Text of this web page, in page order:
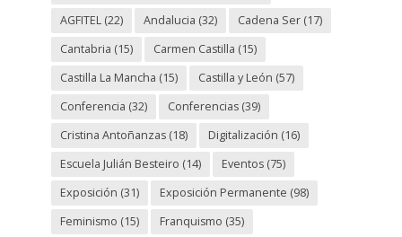
AGFITEL(22) Andalucia (32) Cadena Ser(17)
Cantabria (15) Carmen Castilla (15)
Castilla La Mancha (15) Castilla y León (57)
Conferencia (32) Conferencias(39)
Cristina Antoñanzas(18) Digitalización (16)
Escuela Julián Besteiro (14) Eventos(75)
Exposición (31) Exposición Permanente (98)
Feminismo (15) Franquismo (35)